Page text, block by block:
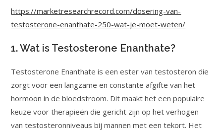
https://marketresearchrecord.com/dosering-van-
testosterone-enanthate-250-wat-je-moet-weten/
1. Wat is Testosterone Enanthate?
Testosterone Enanthate is een ester van testosteron die
zorgt voor een langzame en constante afgifte van het
hormoon in de bloedstroom. Dit maakt het een populaire
keuze voor therapieën die gericht zijn op het verhogen
van testosteronniveaus bij mannen met een tekort. Het